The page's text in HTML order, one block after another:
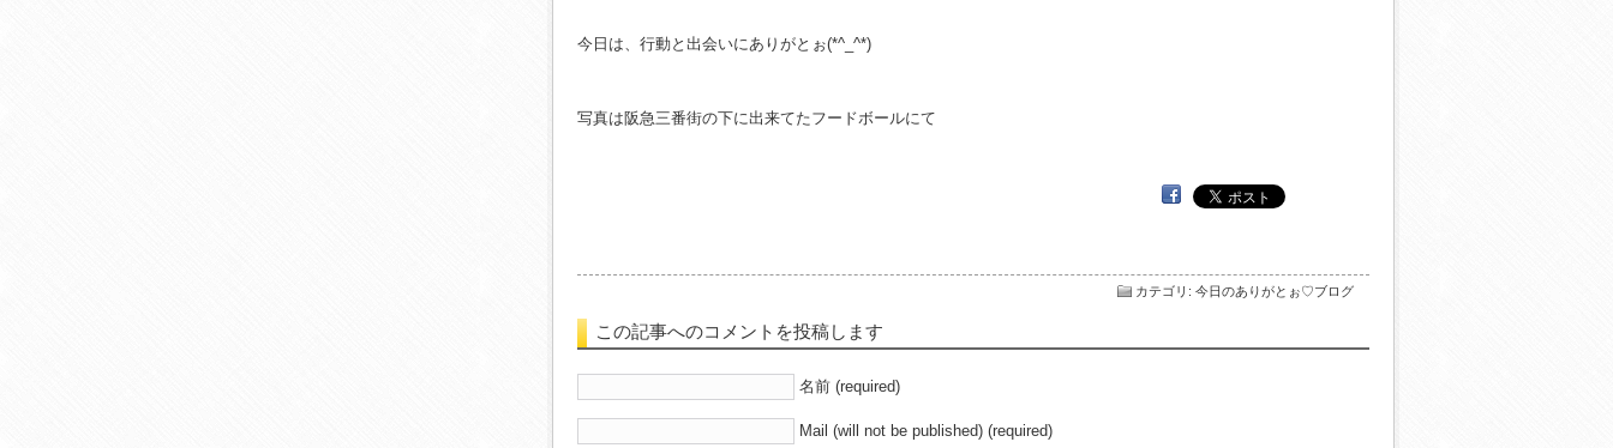
今日は、行動と出会いにありがとぉ(*^_^*)
写真は阪急三番街の下に出来てたフードボールにて
カテゴリ : 今日のありがとぉ♡ブログ
この記事へのコメントを投稿します
名前 (required)
Mail (will not be published) (required)